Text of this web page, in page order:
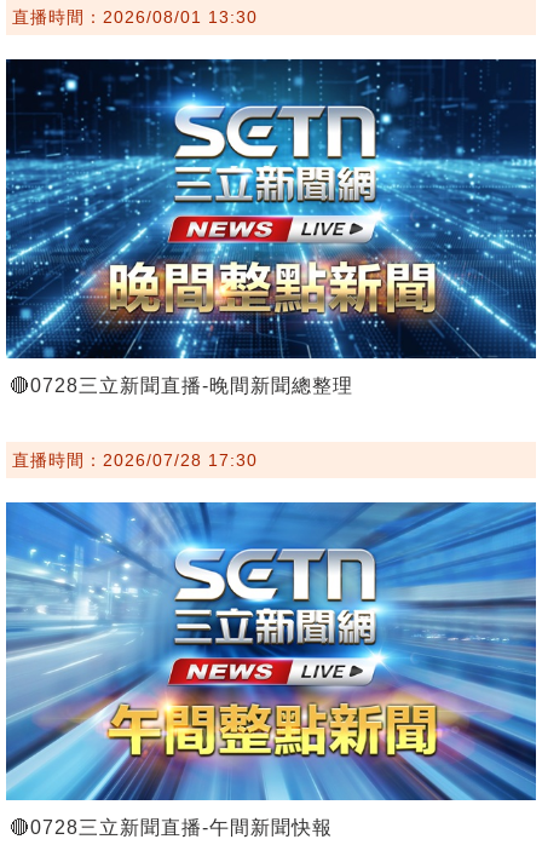
直播時間：2026/08/01 13:30
🔴0728三立新聞直播-晚間新聞總整理
直播時間：2026/07/28 17:30
🔴0728三立新聞直播-午間新聞快報